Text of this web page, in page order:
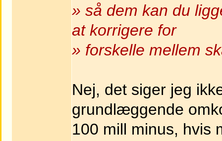
» så dem kan du
at korrigere for
» forskelle mellem
Nej, det siger jeg
grundlæggende
100 mill minus, hvis